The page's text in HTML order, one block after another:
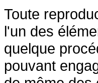
Toute
l'un des
quelque
pouvant